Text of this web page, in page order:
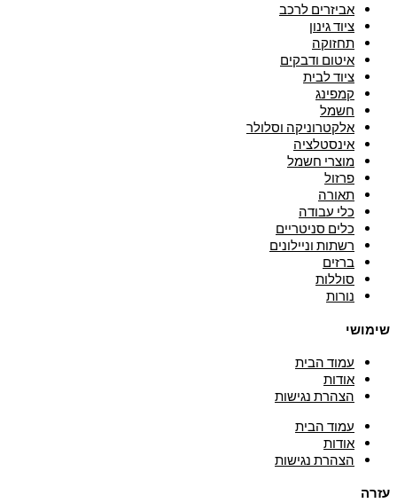
אביזרים לרכב
ציוד גינון
תחזוקה
איטום ודבקים
ציוד לבית
קמפינג
חשמל
אלקטרוניקה וסלולר
אינסטלציה
מוצרי חשמל
פרזול
תאורה
כלי עבודה
כלים סניטריים
רשתות וניילונים
ברזים
סוללות
נורות
שימושי
עמוד הבית
אודות
הצהרת נגישות
עמוד הבית
אודות
הצהרת נגישות
עזרה